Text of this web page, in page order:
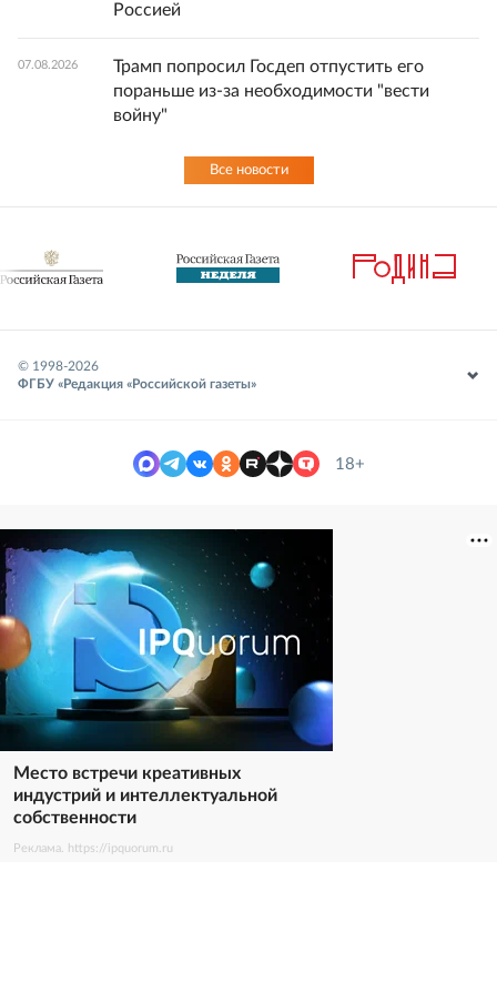
Россией
07.08.2026
Трамп попросил Госдеп отпустить его
пораньше из-за необходимости "вести
войну"
Все новости
© 1998-2026
ФГБУ «Редакция «Российской газеты»
18+
Место встречи креативных
индустрий и интеллектуальной
собственности
Реклама. https://ipquorum.ru